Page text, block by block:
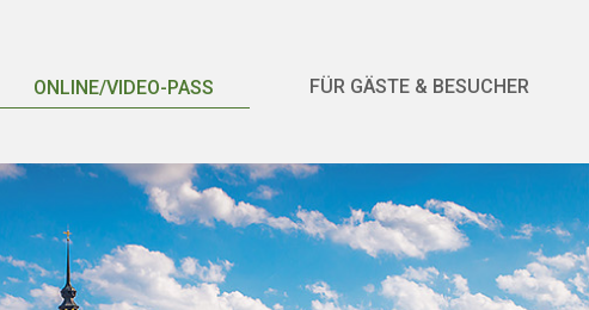
ONLINE/VIDEO-PASS FÜR GÄSTE & BESUCHER